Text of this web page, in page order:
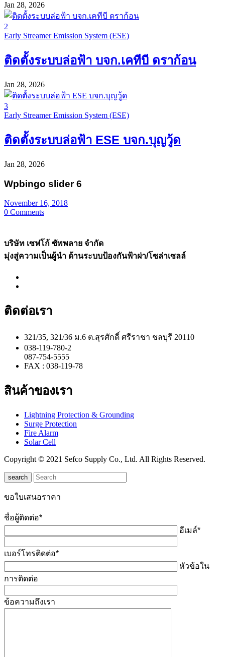
Jan 28, 2026
2
Early Streamer Emission System (ESE)
ติดตั้งระบบล่อฟ้า บจก.เคทีบี ดราก้อน
Jan 28, 2026
3
Early Streamer Emission System (ESE)
ติดตั้งระบบล่อฟ้า ESE บจก.บุญวู้ด
Jan 28, 2026
Wpbingo slider 6
November 16, 2018
0 Comments
บริษัท เซฟโก้ ซัพพลาย จำกัด
มุ่งสู่ความเป็นผู้นำ ด้านระบบป้องกันฟ้าผ่า/โซล่าเซลล์
ติดต่อเรา
321/35, 321/36 ม.6 ต.สุรศักดิ์ ศรีราชา ชลบุรี 20110
038-119-780-2
087-754-5555
FAX : 038-119-78
สินค้าของเรา
Lightning Protection & Grounding
Surge Protection
Fire Alarm
Solar Cell
Copyright © 2021 Sefco Supply Co., Ltd. All Rights Reserved.
search
ขอใบเสนอราคา
ชื่อผู้ติดต่อ*
อีเมล์*
เบอร์โทรติดต่อ*
หัวข้อใน
การติดต่อ
ข้อความถึงเรา